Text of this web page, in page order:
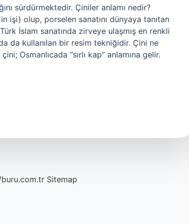
sürdürmektedir. Çiniler anlamı nedir?
işi) olup, porselen sanatını dünyaya tanıtan
İslam sanatında zirveye ulaşmış en renkli
da kullanılan bir resim tekniğidir. Çini ne
Osmanlıcada “sırlı kap” anlamına gelir.
Sitemap